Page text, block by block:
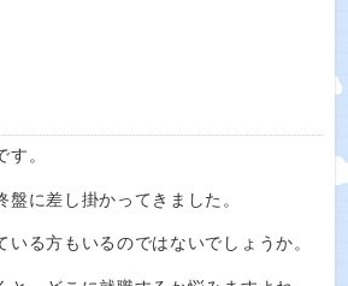
す。
盤に差し掛かってきました。
いる方もいるのではないでしょうか。